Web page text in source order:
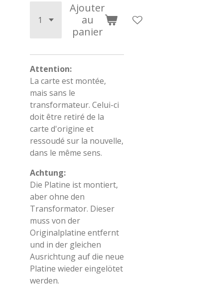
Ajouter
au
panier
Attention:
La carte est montée,
mais sans le
transformateur. Celui-ci
doit être retiré de la
carte d'origine et
ressoudé sur la nouvelle,
dans le même sens.
Achtung:
Die Platine ist montiert,
aber ohne den
Transformator. Dieser
muss von der
Originalplatine entfernt
und in der gleichen
Ausrichtung auf die neue
Platine wieder eingelötet
werden.